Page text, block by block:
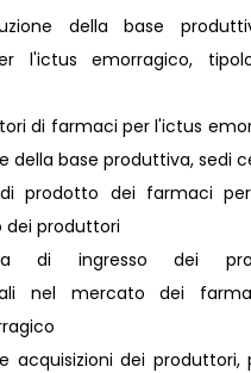
della base
l'ictus emorragico,
di farmaci per l'ictus
della base produttiva, sedi
prodotto dei farmaci
dei produttori
di ingresso dei
nel mercato dei
acquisizioni dei produttori,